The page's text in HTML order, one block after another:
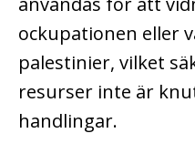
ockupationen eller
palestinier, vilket
resurser inte är
handlingar.